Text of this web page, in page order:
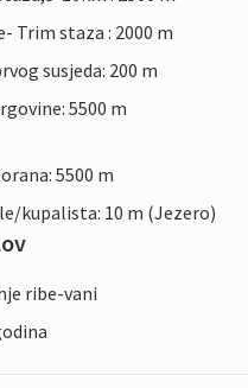
Trim staza : 2000 m
susjeda: 200 m
5500 m
5500 m
kupalista: 10 m (Jezero)
ribe-vani